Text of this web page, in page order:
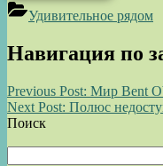
Удивительное рядом
Навигация по
Previous Post: Мир Bent
Next Post: Полюс
Поиск